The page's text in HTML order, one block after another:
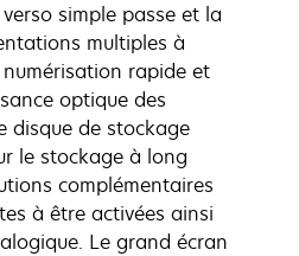
simple passe et la
multiples à
rapide et
optique des
disque de stockage
le stockage à long
complémentaires
à être activées ainsi
Le grand écran